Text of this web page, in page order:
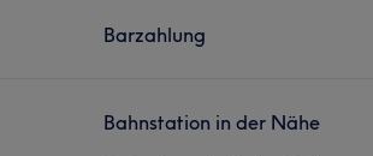
Barzahlung
Bahnstation in der Nähe